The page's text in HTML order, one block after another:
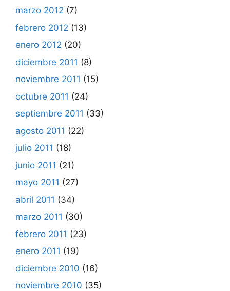
marzo 2012 (7)
febrero 2012 (13)
enero 2012 (20)
diciembre 2011 (8)
noviembre 2011 (15)
octubre 2011 (24)
septiembre 2011 (33)
agosto 2011 (22)
julio 2011 (18)
junio 2011 (21)
mayo 2011 (27)
abril 2011 (34)
marzo 2011 (30)
febrero 2011 (23)
enero 2011 (19)
diciembre 2010 (16)
noviembre 2010 (35)